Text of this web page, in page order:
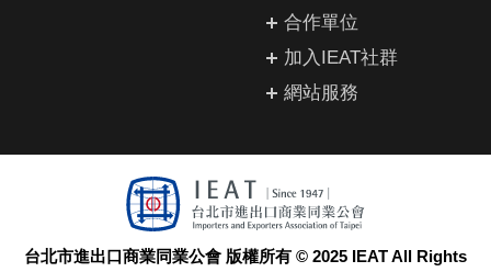
合作單位
加入IEAT社群
網站服務
台北市進出口商業同業公會 版權所有 © 2025 IEAT All Rights